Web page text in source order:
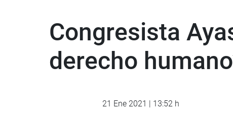
Congresista
derecho
21 Ene 2021 | 13:52 h